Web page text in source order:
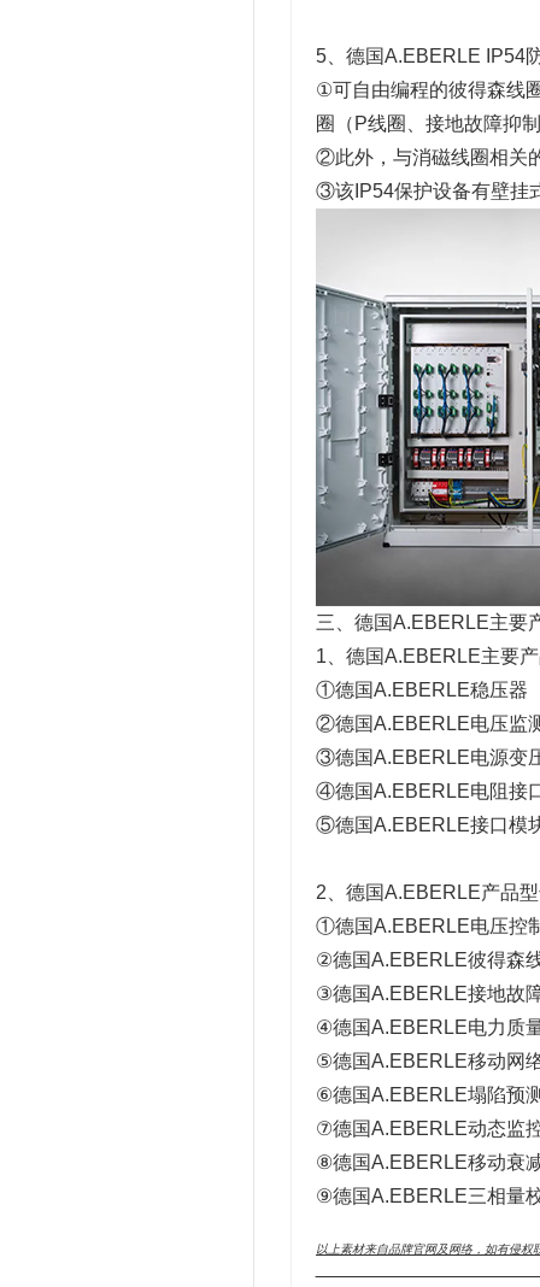
5、德国A.EBERLE IP54
①可自由编程的彼得森线
圈（P线圈、接地故障抑
②此外，与消磁线圈相关
③该IP54保护设备有壁挂
三、德国A.EBERLE主要
1、德国A.EBERLE主要
①德国A.EBERLE稳压器
②德国A.EBERLE电压监
③德国A.EBERLE电源变
④德国A.EBERLE电阻接
⑤德国A.EBERLE接口模
2、德国A.EBERLE产品
①德国A.EBERLE电压控
②德国A.EBERLE彼得森
③德国A.EBERLE接地故
④德国A.EBERLE电力质
⑤德国A.EBERLE移动网
⑥德国A.EBERLE塌陷预
⑦德国A.EBERLE动态监
⑧德国A.EBERLE移动衰
⑨德国A.EBERLE三相量
以上素材来自品牌官网及网络，如有侵